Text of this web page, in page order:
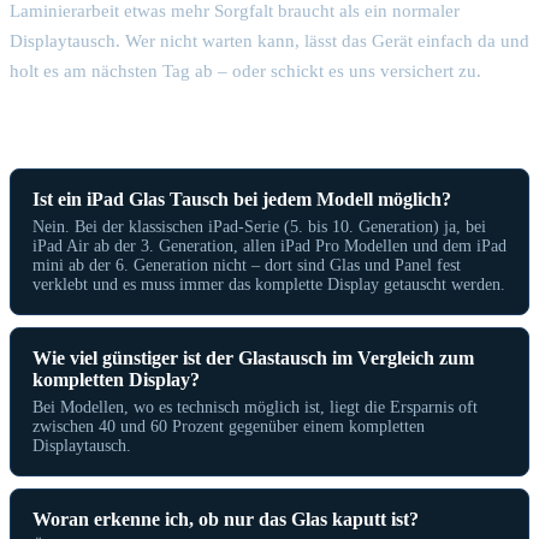
Laminierarbeit etwas mehr Sorgfalt braucht als ein normaler
Displaytausch. Wer nicht warten kann, lässt das Gerät einfach da und
holt es am nächsten Tag ab – oder schickt es uns versichert zu.
Ist ein iPad Glas Tausch bei jedem Modell möglich?
Nein. Bei der klassischen iPad-Serie (5. bis 10. Generation) ja, bei
iPad Air ab der 3. Generation, allen iPad Pro Modellen und dem iPad
mini ab der 6. Generation nicht – dort sind Glas und Panel fest
verklebt und es muss immer das komplette Display getauscht werden.
Wie viel günstiger ist der Glastausch im Vergleich zum
kompletten Display?
Bei Modellen, wo es technisch möglich ist, liegt die Ersparnis oft
zwischen 40 und 60 Prozent gegenüber einem kompletten
Displaytausch.
Woran erkenne ich, ob nur das Glas kaputt ist?